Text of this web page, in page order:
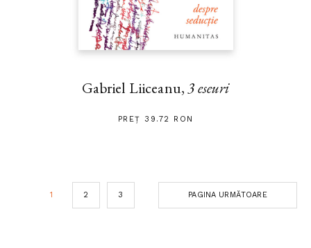
Gabriel Liiceanu,3 eseuri
PREȚ 39.72 RON
1 2 3 PAGINA URMĂTOARE